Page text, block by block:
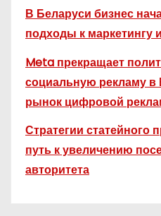
В Беларуси бизнес
подходы к маркетингу
Meta прекращает
социальную рекламу в
рынок цифровой
Стратегии статейного
путь к увеличению
авторитета